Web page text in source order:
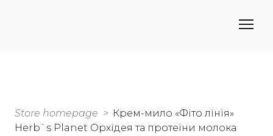
Store homepage
Крем-мило «Фіто лінія»
Herb`s Planet Орхідея та протеїни молока